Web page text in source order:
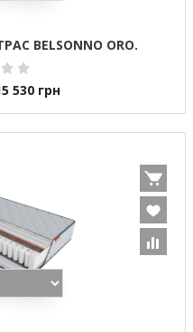
BELSONNO ORO.
530 грн